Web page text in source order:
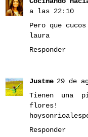
a las 22:10
Pero que
laura
Responder
Justme 29 de
Tienen una
flores!
Responder